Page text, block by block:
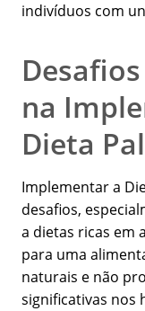
indivíduos com
na
Dieta
Implementar a
desafios,
a dietas ricas em
para uma
naturais e não
significativas nos